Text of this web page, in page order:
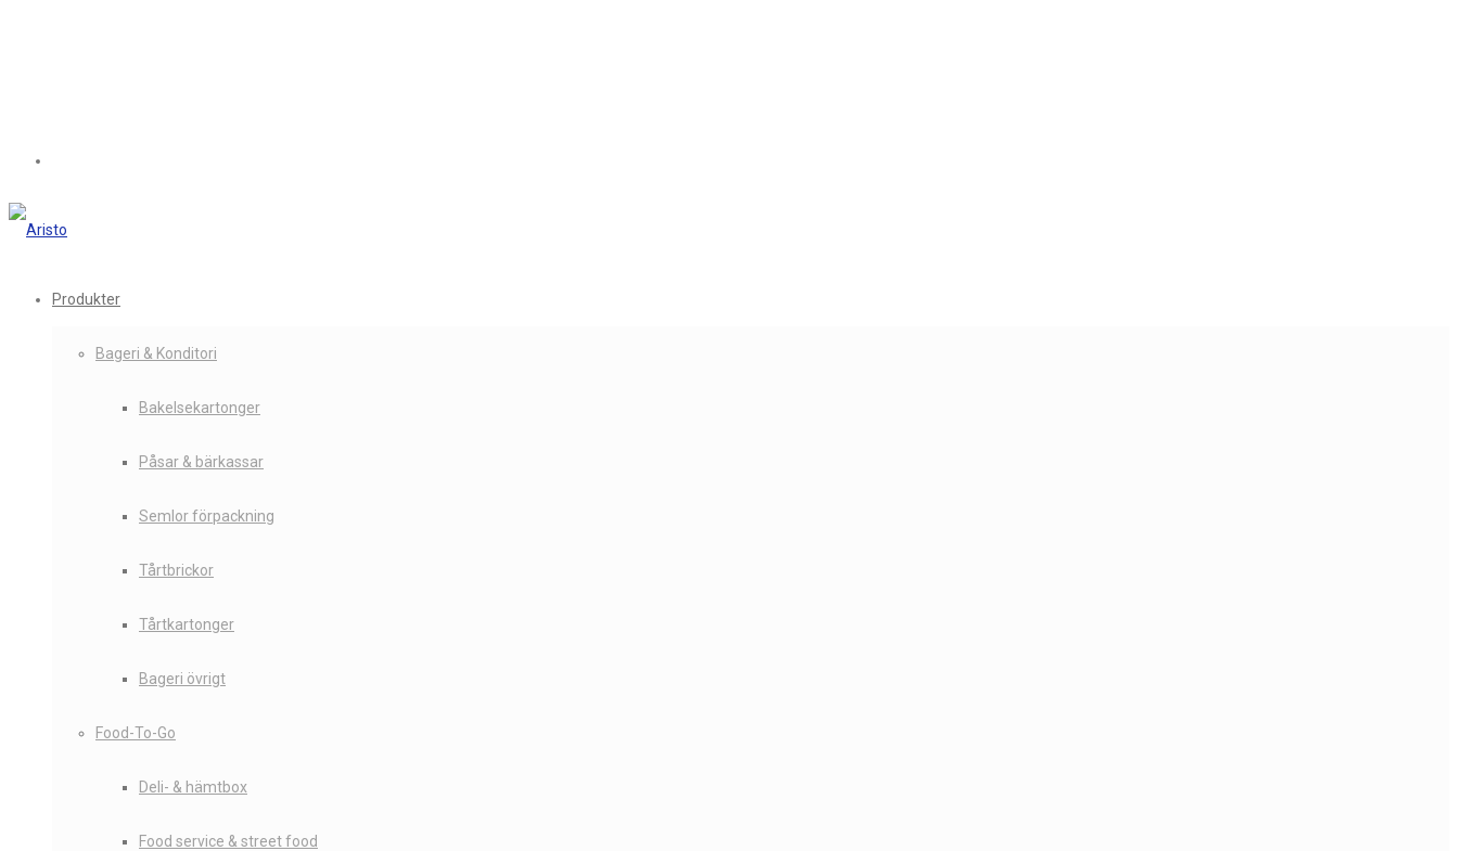
Produkter
Bageri & Konditori
Bakelsekartonger
Påsar & bärkassar
Semlor förpackning
Tårtbrickor
Tårtkartonger
Bageri övrigt
Food-To-Go
Deli- & hämtbox
Food service & street food